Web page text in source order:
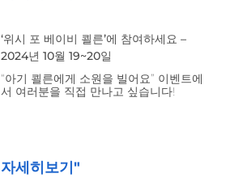
‘위시 포 베이비 쾰른’에 참여하세요 –
2024년 10월 19~20일
“아기 쾰른에게 소원을 빌어요” 이벤트에
서 여러분을 직접 만나고 싶습니다!
자세히보기"